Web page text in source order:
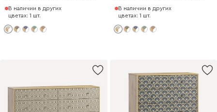
В наличии в других
цветах: 1 шт.
В наличии в других
цветах: 1 шт.